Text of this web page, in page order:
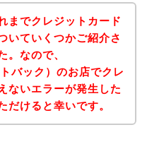
までクレジットカード
いていくつかご紹介さ
。なので、
バック）のお店でクレ
ないエラーが発生した
だけると幸いです。